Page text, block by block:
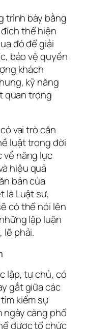
trình bày bằng
thể hiện
đó để giải
bảo vệ quyền
khách
kỹ năng
quan trọng
vai trò căn
luật trong đời
về năng lực
hiệu quả
bản của
là Luật sư,
có thể nói lên
lập luận
lẽ phải.
lập, tự chủ, có
gắt giữa các
kiếm sự
ngày càng phổ
được tổ chức